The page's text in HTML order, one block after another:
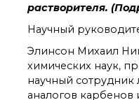
органической химии
РАН (ЦКП ИОХ РАН)
Профком
Документы
растворителя.
Научный
Элинсон Михаил
химических наук,
научный
аналогов карбенов